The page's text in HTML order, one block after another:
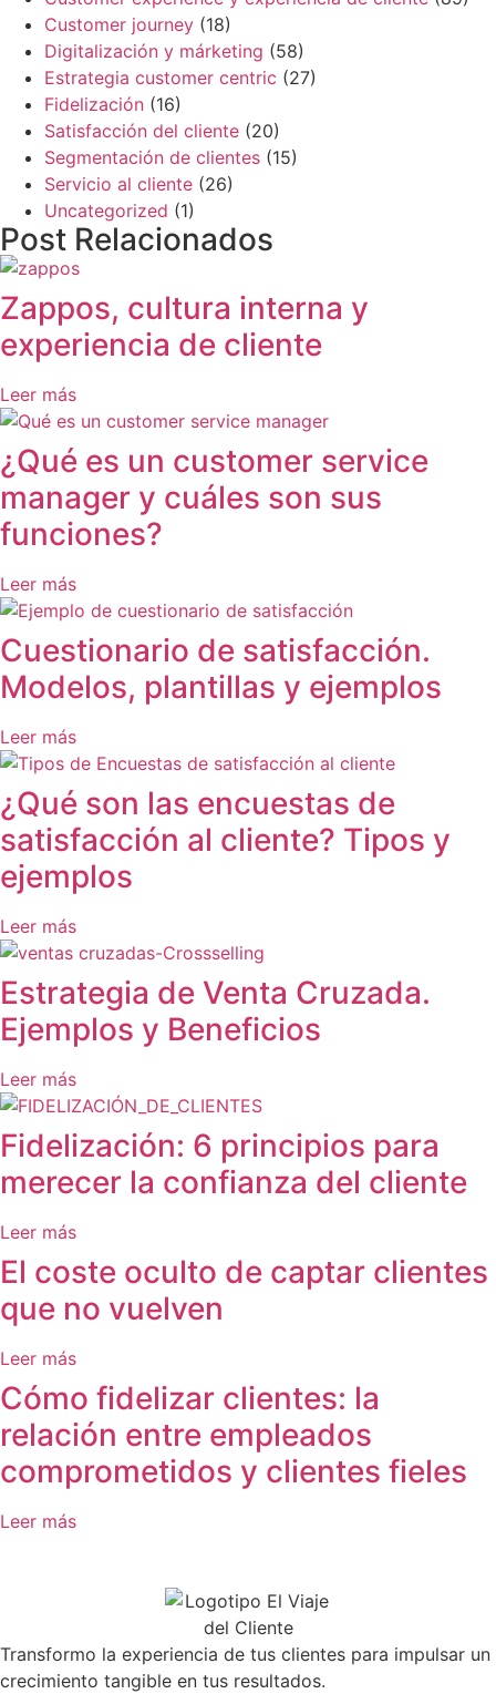
Customer journey (18)
Digitalización y márketing (58)
Estrategia customer centric (27)
Fidelización (16)
Satisfacción del cliente (20)
Segmentación de clientes (15)
Servicio al cliente (26)
Uncategorized (1)
Post Relacionados
Zappos, cultura interna y
experiencia de cliente
Leer más
¿Qué es un customer service
manager y cuáles son sus
funciones?
Leer más
Cuestionario de satisfacción.
Modelos, plantillas y ejemplos
Leer más
¿Qué son las encuestas de
satisfacción al cliente? Tipos y
ejemplos
Leer más
Estrategia de Venta Cruzada.
Ejemplos y Beneficios
Leer más
Fidelización: 6 principios para
merecer la confianza del cliente
Leer más
El coste oculto de captar clientes
que no vuelven
Leer más
Cómo fidelizar clientes: la
relación entre empleados
comprometidos y clientes fieles
Leer más
Transformo la experiencia de tus clientes para impulsar un
crecimiento tangible en tus resultados.